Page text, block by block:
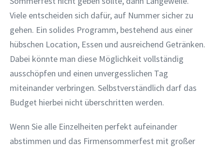
Viele entscheiden sich dafür, auf Nummer sicher zu
gehen. Ein solides Programm, bestehend aus einer
hübschen Location, Essen und ausreichend Getränken.
Dabei könnte man diese Möglichkeit vollständig
ausschöpfen und einen unvergesslichen Tag
miteinander verbringen. Selbstverständlich darf das
Budget hierbei nicht überschritten werden.
Wenn Sie alle Einzelheiten perfekt aufeinander
abstimmen und das Firmensommerfest mit großer